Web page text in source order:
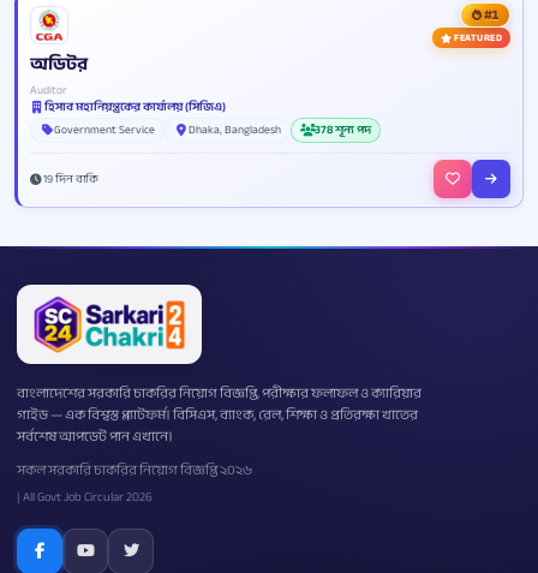
#1
FEATURED
অডিটর
Auditor
হিসাব মহানিয়ন্ত্রকের কার্যালয় (সিজিএ)
Government Service
Dhaka, Bangladesh 378 শূন্য পদ
19 দিন বাকি
বাংলাদেশের সরকারি চাকরির নিয়োগ বিজ্ঞপ্তি, পরীক্ষার ফলাফল ও ক্যারিয়ার
গাইড — এক বিশ্বস্ত প্ল্যাটফর্ম। বিসিএস, ব্যাংক, রেল, শিক্ষা ও প্রতিরক্ষা খাতের
সর্বশেষ আপডেট পান এখানে।
সকল সরকারি চাকরির নিয়োগ বিজ্ঞপ্তি ২০২৬
| All Govt Job Circular 2026